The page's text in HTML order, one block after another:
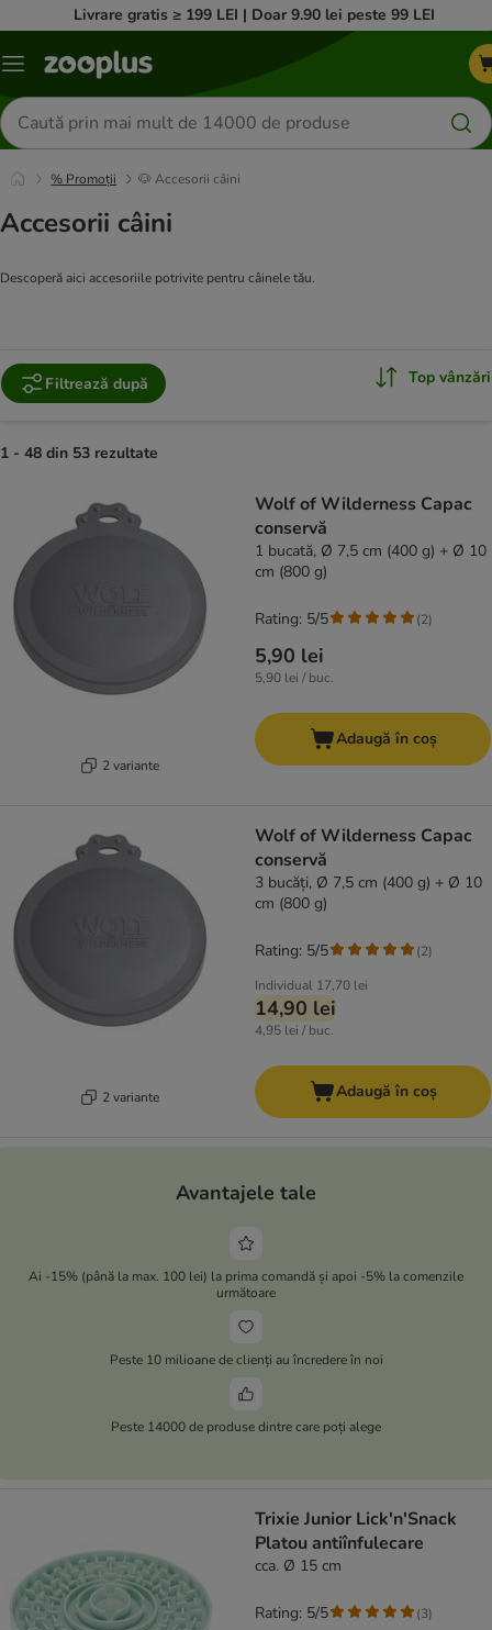
Livrare gratis ≥ 199 LEI | Doar 9.90 lei peste 99 LEI
Categorii
Căutare
produse
% Promoții 🐶 Accesorii câini
Accesorii câini
Descoperă aici accesoriile potrivite pentru câinele tău.
Filtrează după Top vânzări
1 - 48 din 53 rezultate
2 variante
Wolf of Wilderness Capac
conservă
1 bucată, Ø 7,5 cm (400 g) + Ø 10
cm (800 g)
5,90 lei
5,90 lei / buc.
Rating: 5/5 (2)
Adaugă în coș
2 variante
Wolf of Wilderness Capac
conservă
3 bucăți, Ø 7,5 cm (400 g) + Ø 10
cm (800 g)
Individual 17,70 lei
14,90 lei
4,95 lei / buc.
Rating: 5/5 (2)
Adaugă în coș
Avantajele tale
Ai -15% (până la max. 100 lei) la prima comandă și apoi -5% la comenzile
următoare
Peste 10 milioane de clienți au încredere în noi
Peste 14000 de produse dintre care poți alege
Trixie Junior Lick'n'Snack
Platou antiînfulecare
cca. Ø 15 cm
Rating: 5/5 (3)